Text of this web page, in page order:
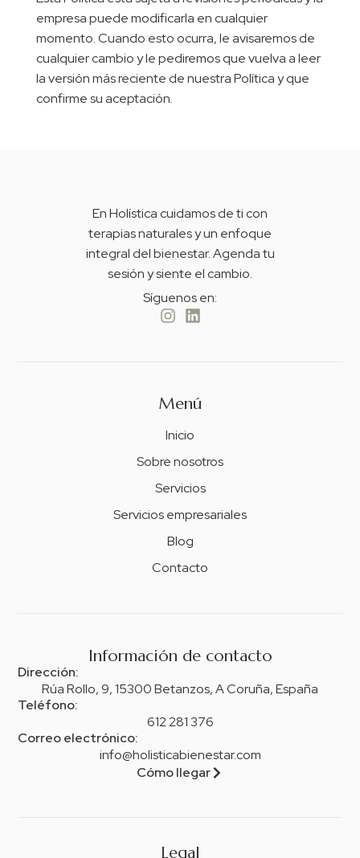
empresa puede modificarla en cualquier
momento. Cuando esto ocurra, le avisaremos de
cualquier cambio y le pediremos que vuelva a leer
la versión más reciente de nuestra Política y que
confirme su aceptación.
En Holística cuidamos de ti con
terapias naturales y un enfoque
integral del bienestar. Agenda tu
sesión y siente el cambio.
Síguenos en:
Menú
Inicio
Sobre nosotros
Servicios
Servicios empresariales
Blog
Contacto
Información de contacto
Dirección:
Rúa Rollo, 9, 15300 Betanzos, A Coruña, España
Teléfono:
612 281 376
Correo electrónico:
info@holisticabienestar.com
Cómo llegar
Legal